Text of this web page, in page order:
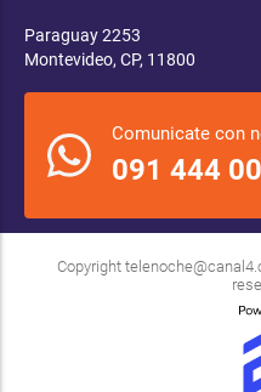
Paraguay 2253
Montevideo, CP, 11800
Comunicate con
091 444
Copyright